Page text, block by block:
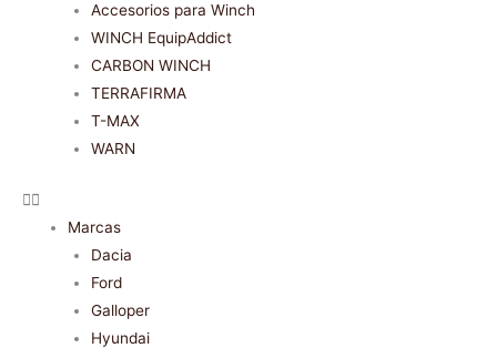
Accesorios para Winch
WINCH EquipAddict
CARBON WINCH
TERRAFIRMA
T-MAX
WARN
Marcas
Dacia
Ford
Galloper
Hyundai